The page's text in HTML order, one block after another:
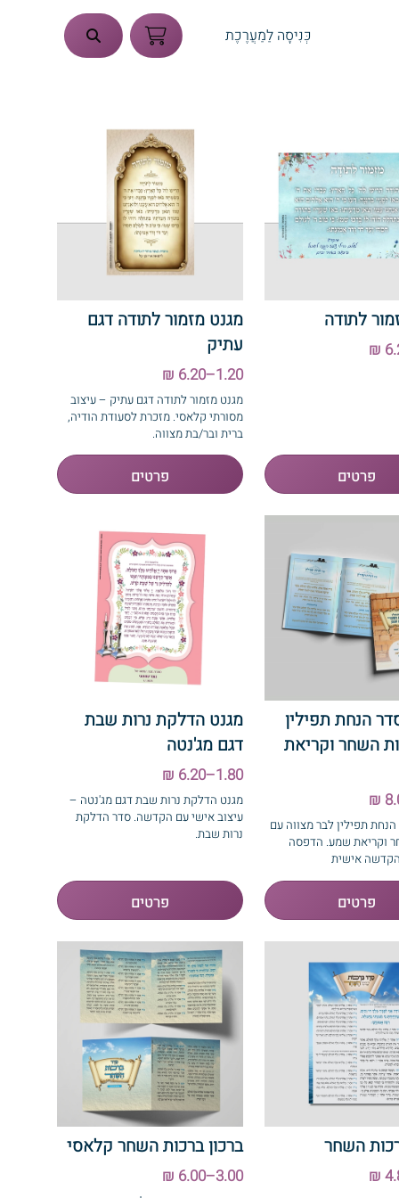
כְּנִיסָה לַמַעֲרֶכֶת
לתודה
מגנט מזמור לתודה דגם
עתיק
1.20–6.20 ₪
מגנט מזמור לתודה דגם עתיק – עיצוב
מסורתי קלאסי. מזכרת לסעודת הודיה,
ברית ובר/בת מצווה.
הנחת תפילין
השחר וקריאת
תפילין לבר מצווה עם
וקריאת שמע. הדפסה
אישית
מגנט הדלקת נרות שבת
דגם מג'נטה
1.80–6.20 ₪
מגנט הדלקת נרות שבת דגם מג'נטה –
עיצוב אישי עם הקדשה. סדר הדלקת
נרות שבת.
השחר ברכון ברכות השחר קלאסי
3.00–6.00 ₪